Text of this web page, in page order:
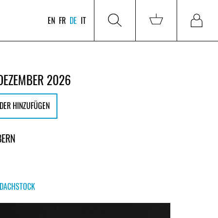
EN FR DE IT
2026
HINZUFÜGEN
DACHSTOCK